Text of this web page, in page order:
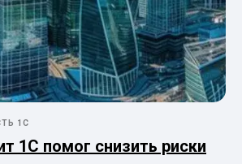
1С
1С помог снизить риски